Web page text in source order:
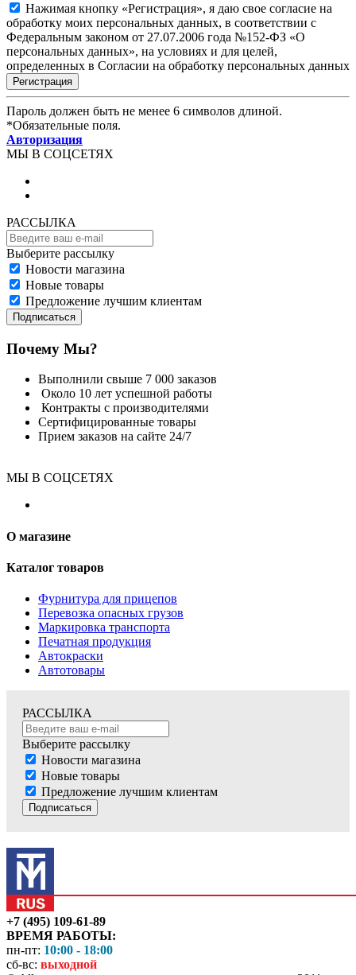
Нажимая кнопку «Регистрация», я даю свое согласие на
обработку моих персональных данных, в соответствии с
Федеральным законом от 27.07.2006 года №152-ФЗ «О
персональных данных», на условиях и для целей,
определенных в Согласии на обработку персональных данных
Пароль должен быть не менее 6 символов длиной.
*Обязательные поля.
Авторизация
МЫ В СОЦСЕТЯХ
РАССЫЛКА
Выберите рассылку
Новости магазина
Новые товары
Предложение лучшим клиентам
Подписаться
Почему Мы?
Выполнили свыше 7 000 заказов
Около 10 лет успешной работы
Контракты с производителями
Сертифицированные товары
Прием заказов на сайте 24/7
МЫ В СОЦСЕТЯХ
О магазине
Каталог товаров
Фурнитура для прицепов
Перевозка опасных грузов
Маркировка транспорта
Печатная продукция
Автокраски
Автотовары
РАССЫЛКА
Выберите рассылку
Новости магазина
Новые товары
Предложение лучшим клиентам
Подписаться
+7 (495) 109-61-89
ВРЕМЯ РАБОТЫ:
пн-пт: 10:00 - 18:00
сб-вс: выходной